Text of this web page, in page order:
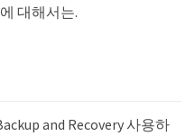
대해서는.
and Recovery 사용하